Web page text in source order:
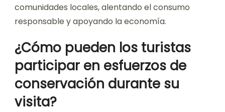
comunidades locales, alentando el consumo
responsable y apoyando la economía.
¿Cómo pueden los turistas
participar en esfuerzos de
conservación durante su
visita?